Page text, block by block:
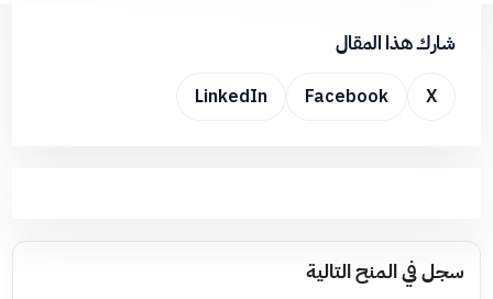
شارك هذا المقال
X
Facebook
LinkedIn
سجل في المنح التالية